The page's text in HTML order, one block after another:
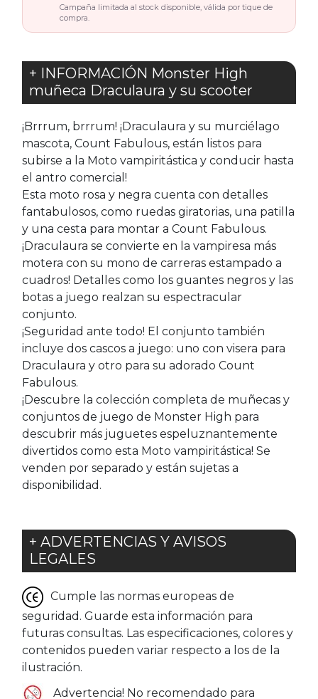
Campaña limitada al stock disponible, válida por tique de
compra.
+ INFORMACIÓN Monster High
muñeca Draculaura y su scooter
¡Brrrum, brrrum! ¡Draculaura y su murciélago
mascota, Count Fabulous, están listos para
subirse a la Moto vampiritástica y conducir hasta
el antro comercial!
Esta moto rosa y negra cuenta con detalles
fantabulosos, como ruedas giratorias, una patilla
y una cesta para montar a Count Fabulous.
¡Draculaura se convierte en la vampiresa más
motera con su mono de carreras estampado a
cuadros! Detalles como los guantes negros y las
botas a juego realzan su espectracular
conjunto.
¡Seguridad ante todo! El conjunto también
incluye dos cascos a juego: uno con visera para
Draculaura y otro para su adorado Count
Fabulous.
¡Descubre la colección completa de muñecas y
conjuntos de juego de Monster High para
descubrir más juguetes espeluznantemente
divertidos como esta Moto vampiritástica! Se
venden por separado y están sujetas a
disponibilidad.
+ ADVERTENCIAS Y AVISOS
LEGALES
Cumple las normas europeas de
seguridad. Guarde esta información para
futuras consultas. Las especificaciones, colores y
contenidos pueden variar respecto a los de la
ilustración.
Advertencia! No recomendado para